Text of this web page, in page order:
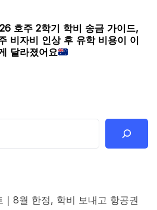
호주 2학기 학비 송금 가이드,
비자비 인상 후 유학 비용이 이
달라졌어요
8월 한정, 학비 보내고 항공권